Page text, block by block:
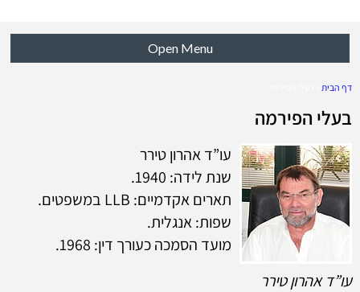
Open Menu
דף הבית
בעלי הפירמה
עו”ד אהרון טירר
עו”ד אהרון טירר
שנת לידה: 1940.
תארים אקדמיים: LLB במשפטים.
שפות: אנגלית.
מועד הסמכה כעורך דין: 1968.